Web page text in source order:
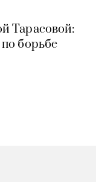
Тарасовой:
борьбе